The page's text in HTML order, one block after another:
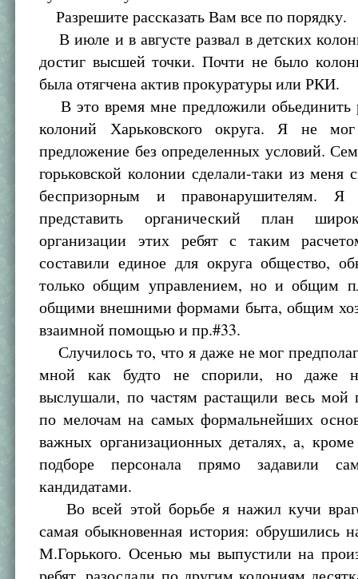
Разрешите рассказать Вам все по порядку.
В июле и в августе развал в детских
достиг высшей точки. Почти не было
была отягчена актив прокуратуры или РКИ.
В это время мне предложили обьединить
колоний Харьковского округа. Я не
предложение без определенных условий.
горьковской колонии сделали-таки из меня
беспризорным и правонарушителям.
представить органический план
организации этих ребят с таким
составили единое для округа общество,
только общим управлением, но и общим
общими внешними формами быта, общим
взаимной помощью и пр.#33.
Случилось то, что я даже не мог
мной как будто не спорили, но даже
выслушали, по частям растащили весь мой
по мелочам на самых формальнейших
важных организационных деталях, а,
подборе персонала прямо задавили
кандидатами.
Во всей этой борьбе я нажил кучи
самая обыкновенная история: обрушились
М.Горького. Осенью мы выпустили на